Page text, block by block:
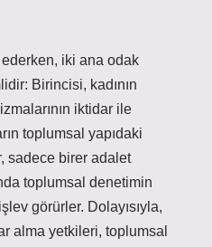
ederken, iki ana odak
Birincisi, kadının
iktidar ile
toplumsal yapıdaki
sadece birer adalet
toplumsal denetimin
görürler. Dolayısıyla,
alma yetkileri, toplumsal